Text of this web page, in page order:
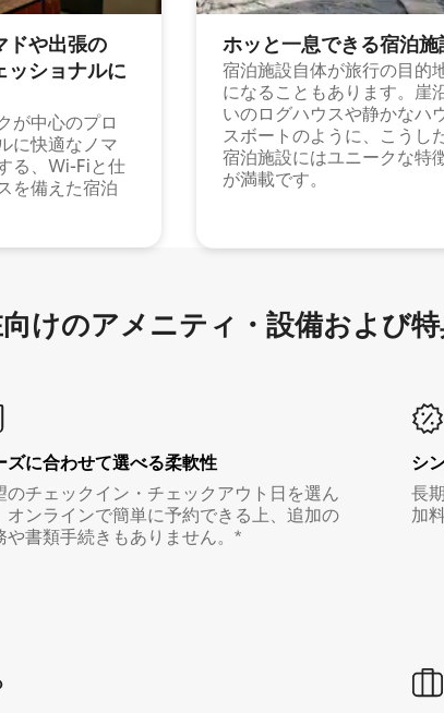
ドや出⁠張⁠の
ッ⁠シ⁠ョ⁠ナ⁠ル⁠に
が中心のプロ
に快適なノマ
る、Wi-Fiと仕
を備えた宿泊
ホッと一⁠息⁠で⁠き⁠る宿⁠泊施⁠
宿泊施設自体が旅行の目的
になることもあります。崖
いのログハウスや静かなハ
スボートのように、こうし
宿泊施設にはユニークな特
が満載です。
け⁠のア⁠メ⁠ニ⁠テ⁠ィ⁠・設⁠備⁠および
ズに合わせて選べる柔軟性
のチェックイン・チェックアウト日を選ん
オンラインで簡単に予約できる上、追加の
や書類手続きもありません。*
シ
長
加